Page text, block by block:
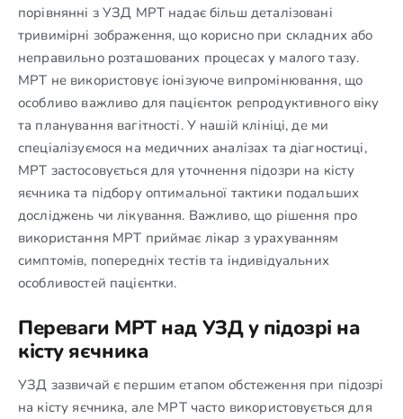
порівнянні з УЗД МРТ надає більш деталізовані
тривимірні зображення, що корисно при складних або
неправильно розташованих процесах у малого тазу.
МРТ не використовує іонізуюче випромінювання, що
особливо важливо для пацієнток репродуктивного віку
та планування вагітності. У нашій клініці, де ми
спеціалізуємося на медичних аналізах та діагностиці,
МРТ застосовується для уточнення підозри на кісту
яєчника та підбору оптимальної тактики подальших
досліджень чи лікування. Важливо, що рішення про
використання МРТ приймає лікар з урахуванням
симптомів, попередніх тестів та індивідуальних
особливостей пацієнтки.
Переваги МРТ над УЗД у підозрі на
кісту яєчника
УЗД зазвичай є першим етапом обстеження при підозрі
на кісту яєчника, але МРТ часто використовується для